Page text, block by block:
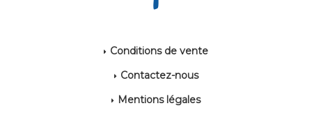
Conditions de vente
Contactez-nous
Mentions légales